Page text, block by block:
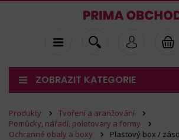
ZOBRAZIT KATEGORIE
Produkty
Tvoření a aranžování
Pomůcky, nářadí, polotovary a formy
Ochranné obaly a boxy
Plastový box /